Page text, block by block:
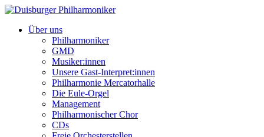
Über uns
Philharmoniker
GMD
Musiker:innen
Unsere Gast-Interpret:innen
Philharmonie Mercatorhalle
Die Eule-Orgel
Management
Philharmonischer Chor
CDs